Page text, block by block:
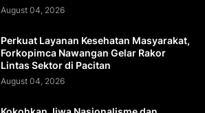
August 04, 2026
Perkuat Layanan Kesehatan Masyarakat,
Forkopimca Nawangan Gelar Rakor
Lintas Sektor di Pacitan
August 04, 2026